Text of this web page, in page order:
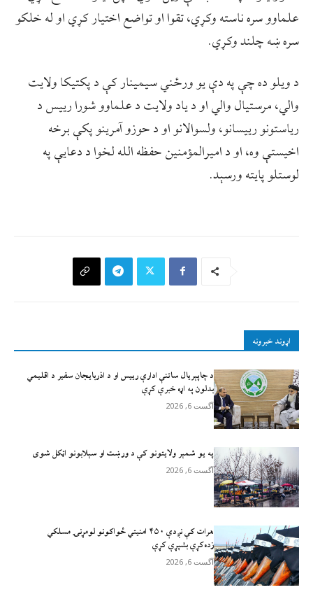
علماوو سره ناسته وکړي، تقوا او تواضع اختیار کړي او له خلکو
سره ښه چلند وکړي.
د ویلو ده چې په دې یو ورځني سیمینار کې د پکتیکا ولایت
والي، مرستیال والي او د یاد ولایت د علماوو شورا رییس د
ریاستونو رییسانو، ولسوالانو او د حوزو آمرینو پکې برخه
اخیستې وه، او د امیرالمؤمنین حفظه الله لخوا د دعایې په
لوستلو پایته ورسېد.
اړوند خبرونه
د چاپېریال ساتنې ادارې رییس او د اذربایجان سفیر د اقلیمي
بدلون په اړه خبرې کړې
آگست 6, 2026
په یو شمېر ولایتونو کې د ورښت او سېلابونو اټکل شوی
آگست 6, 2026
هرات کې نږدې ۴۵۰ امنيتي ځواکونو لومړنۍ مسلکي
زده‌کړې بشپړې کړې
آگست 6, 2026